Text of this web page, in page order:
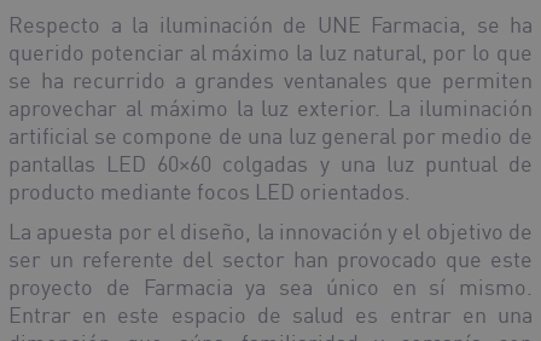
Respecto a la iluminación de UNE Farmacia, se ha
querido potenciar al máximo la luz natural, por lo que
se ha recurrido a grandes ventanales que permiten
aprovechar al máximo la luz exterior. La iluminación
artificial se compone de una luz general por medio de
pantallas LED 60×60 colgadas y una luz puntual de
producto mediante focos LED orientados.
La apuesta por el diseño, la innovación y el objetivo de
ser un referente del sector han provocado que este
proyecto de Farmacia ya sea único en sí mismo.
Entrar en este espacio de salud es entrar en una